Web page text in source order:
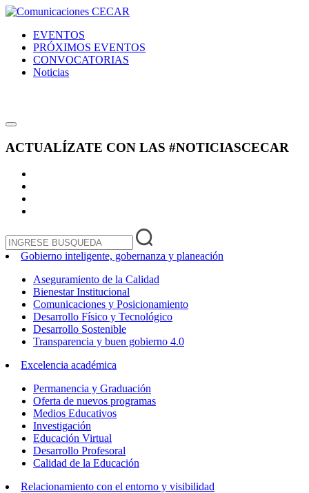
EVENTOS
PRÓXIMOS EVENTOS
CONVOCATORIAS
Noticias
ACTUALÍZATE CON LAS #NOTICIASCECAR
Gobierno inteligente, gobernanza y planeación
Aseguramiento de la Calidad
Bienestar Institucional
Comunicaciones y Posicionamiento
Desarrollo Físico y Tecnológico
Desarrollo Sostenible
Transparencia y buen gobierno 4.0
Excelencia académica
Permanencia y Graduación
Oferta de nuevos programas
Medios Educativos
Investigación
Educación Virtual
Desarrollo Profesoral
Calidad de la Educación
Relacionamiento con el entorno y visibilidad